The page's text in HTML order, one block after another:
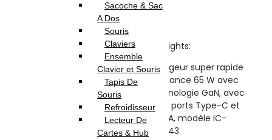
Inkax CH-57
– Compatible avec
tous les smartphones
et petits appareils
Plastique–
Idéal pour voiture,
Highlights:
Chargeur super rapide
puissance 65 W avec
technologie GaN, avec
deux ports Type-C et
USB-A, modèle IC-
HC1043.
Sacoche & Sac
A Dos
Souris
Claviers
Ensemble
Clavier et Souris
Tapis De
Souris
Refroidisseur
Lecteur De
Cartes & Hub